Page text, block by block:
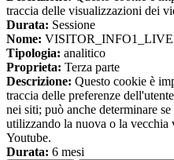
traccia delle visualizzazioni dei
Durata: Sessione
Nome: VISITOR_INFO1_LIVE
Tipologia: analitico
Proprieta: Terza parte
Descrizione: Questo cookie è
traccia delle preferenze
nei siti; può anche determinare
utilizzando la nuova o la vecchia
Youtube.
Durata: 6 mesi